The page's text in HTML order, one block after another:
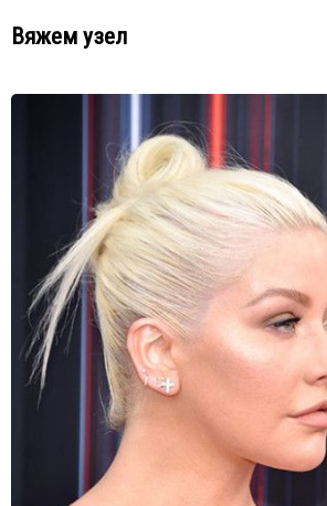
Вяжем узел